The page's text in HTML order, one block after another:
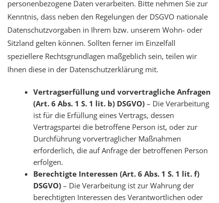
personenbezogene Daten verarbeiten. Bitte nehmen Sie zur
Kenntnis, dass neben den Regelungen der DSGVO nationale
Datenschutzvorgaben in Ihrem bzw. unserem Wohn- oder
Sitzland gelten können. Sollten ferner im Einzelfall
speziellere Rechtsgrundlagen maßgeblich sein, teilen wir
Ihnen diese in der Datenschutzerklärung mit.
Vertragserfüllung und vorvertragliche Anfragen
(Art. 6 Abs. 1 S. 1 lit. b) DSGVO) – Die Verarbeitung
ist für die Erfüllung eines Vertrags, dessen
Vertragspartei die betroffene Person ist, oder zur
Durchführung vorvertraglicher Maßnahmen
erforderlich, die auf Anfrage der betroffenen Person
erfolgen.
Berechtigte Interessen (Art. 6 Abs. 1 S. 1 lit. f)
DSGVO) – Die Verarbeitung ist zur Wahrung der
berechtigten Interessen des Verantwortlichen oder